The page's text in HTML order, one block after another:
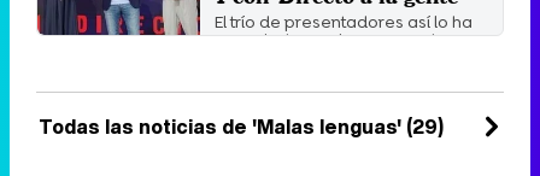
El trío de presentadores así lo ha
anunciado en el arranque de
minutos)
Todas las noticias de 'Malas lenguas' (29)